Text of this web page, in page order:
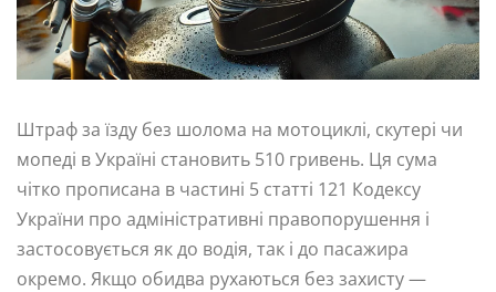
Штраф за їзду без шолома на мотоциклі, скутері чи
мопеді в Україні становить 510 гривень. Ця сума
чітко прописана в частині 5 статті 121 Кодексу
України про адміністративні правопорушення і
застосовується як до водія, так і до пасажира
окремо. Якщо обидва рухаються без захисту —